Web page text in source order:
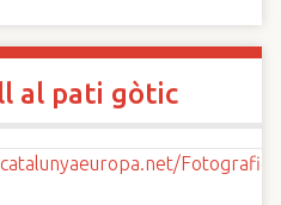
al pati gòtic